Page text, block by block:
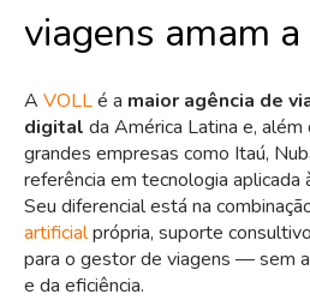
viagens amam
A VOLLé a maior agência de
digital da América Latina e,
grandes empresas como Itaú,
referência em tecnologia aplicada
Seu diferencial está na
artificialprópria, suporte
para o gestor de viagens — sem
e da eficiência.